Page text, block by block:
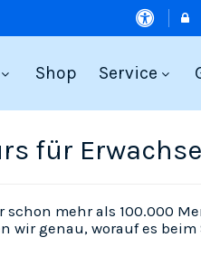
Shop Service
für
mehr als 100.000
wir genau, worauf es